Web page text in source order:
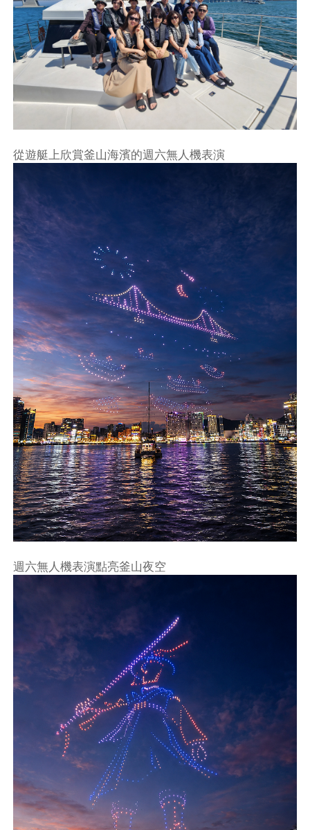
從遊艇上欣賞釜山海濱的週六無人機表演
週六無人機表演點亮釜山夜空